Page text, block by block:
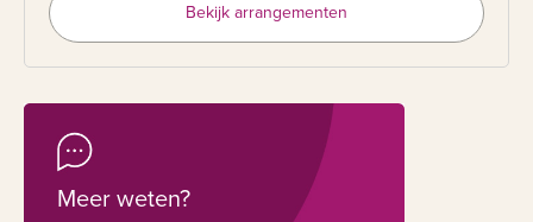
Bekijk arrangementen
Meer weten?